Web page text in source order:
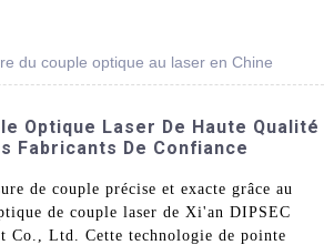
du couple optique au laser en Chine
Optique Laser De Haute Qualité
Fabricants De Confiance
de couple précise et exacte grâce au
de couple laser de Xi'an DIPSEC
Co., Ltd. Cette technologie de pointe